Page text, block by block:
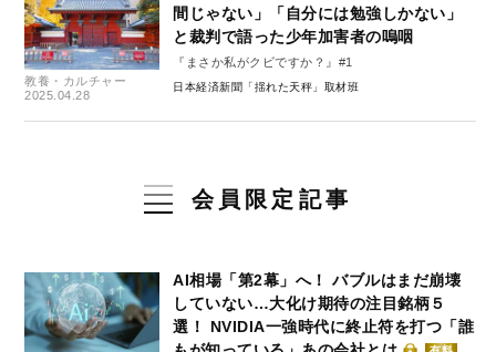
教養・カルチャー
2025.04.28
間じゃない」「自分には勉強しかない」
と裁判で語った少年加害者の嗚咽
『まさか私がクビですか？』#1
日本経済新聞「揺れた天秤」取材班
会員限定記事
AI相場「第2幕」へ！ バブルはまだ崩壊
していない…大化け期待の注目銘柄５
選！ NVIDIA一強時代に終止符を打つ「誰